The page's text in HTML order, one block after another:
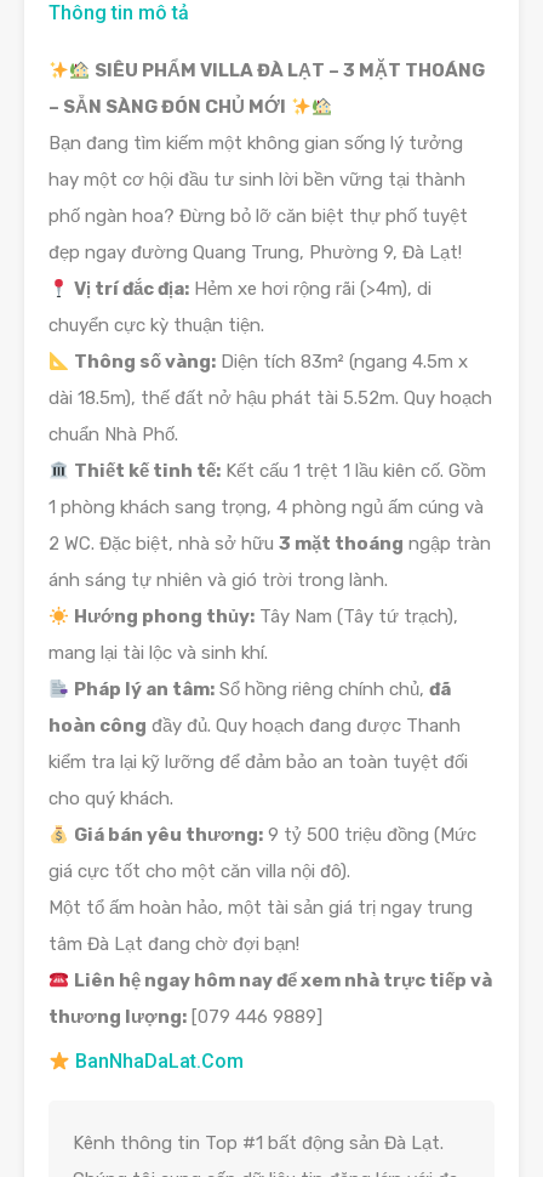
Thông tin mô tả
SIÊU PHẨM VILLA ĐÀ LẠT – 3 MẶT THOÁNG
– SẴN SÀNG ĐÓN CHỦ MỚI
Bạn đang tìm kiếm một không gian sống lý tưởng
hay một cơ hội đầu tư sinh lời bền vững tại thành
phố ngàn hoa? Đừng bỏ lỡ căn biệt thự phố tuyệt
đẹp ngay đường Quang Trung, Phường 9, Đà Lạt!
Vị trí đắc địa: Hẻm xe hơi rộng rãi (>4m), di
chuyển cực kỳ thuận tiện.
Thông số vàng: Diện tích 83m² (ngang 4.5m x
dài 18.5m), thế đất nở hậu phát tài 5.52m. Quy hoạch
chuẩn Nhà Phố.
Thiết kế tinh tế: Kết cấu 1 trệt 1 lầu kiên cố. Gồm
1 phòng khách sang trọng, 4 phòng ngủ ấm cúng và
2 WC. Đặc biệt, nhà sở hữu 3 mặt thoáng ngập tràn
ánh sáng tự nhiên và gió trời trong lành.
Hướng phong thủy: Tây Nam (Tây tứ trạch),
mang lại tài lộc và sinh khí.
Pháp lý an tâm: Sổ hồng riêng chính chủ,đã
hoàn công đầy đủ. Quy hoạch đang được Thanh
kiểm tra lại kỹ lưỡng để đảm bảo an toàn tuyệt đối
cho quý khách.
Giá bán yêu thương: 9 tỷ 500 triệu đồng (Mức
giá cực tốt cho một căn villa nội đô).
Một tổ ấm hoàn hảo, một tài sản giá trị ngay trung
tâm Đà Lạt đang chờ đợi bạn!
Liên hệ ngay hôm nay để xem nhà trực tiếp và
thương lượng: [079 446 9889]
BanNhaDaLat.Com
Kênh thông tin Top #1 bất động sản Đà Lạt.